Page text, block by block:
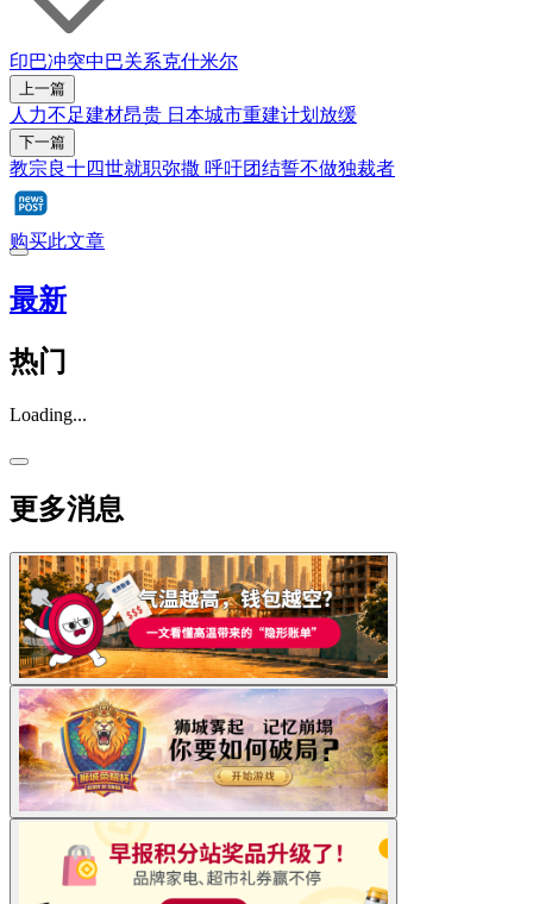
印巴冲突中巴关系克什米尔
上一篇
人力不足建材昂贵 日本城市重建计划放缓
下一篇
教宗良十四世就职弥撒 呼吁团结誓不做独裁者
购买此文章
最新
热门
Loading...
更多消息